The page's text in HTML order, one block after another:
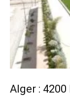
Alger :